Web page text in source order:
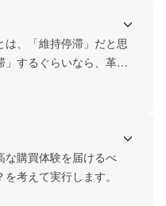
、「維持停滞」だと思
」するぐらいなら、革新
で日々業務を行っていま
な購買体験を届けるべ
考えて実行します。